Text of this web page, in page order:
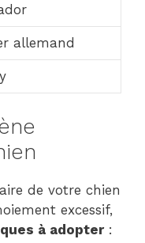
allemand
de votre chien
excessif,
à adopter: